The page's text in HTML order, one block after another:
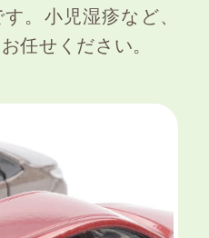
。小児湿疹など、
任せください。